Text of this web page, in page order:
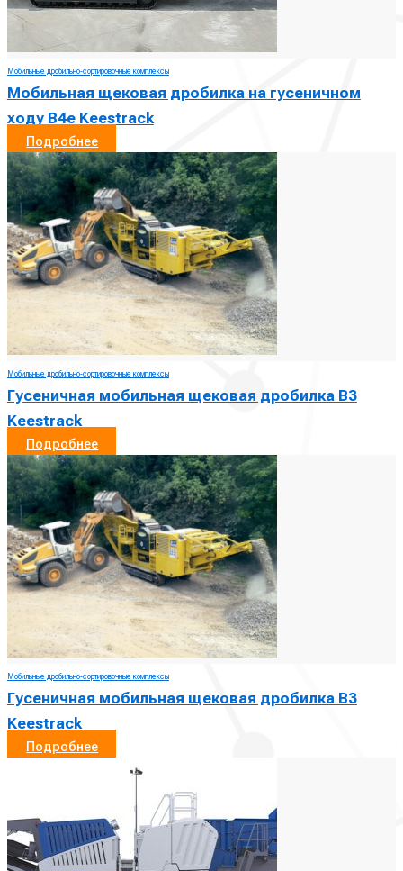
Мобильные дробильно-сортировочные комплексы
Мобильная щековая дробилка на гусеничном
ходу B4е Keestrack
Подробнее
Мобильные дробильно-сортировочные комплексы
Гусеничная мобильная щековая дробилка B3
Keestrack
Подробнее
Мобильные дробильно-сортировочные комплексы
Гусеничная мобильная щековая дробилка B3
Keestrack
Подробнее